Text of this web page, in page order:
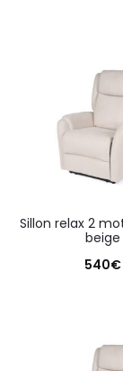
sillon relax 2 motores akari
beige
540€